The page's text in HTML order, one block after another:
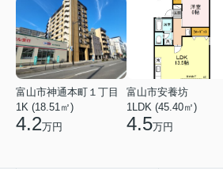
富山市神通本町１丁目
1K (18.51㎡)
4.2万円
富山市安養坊
1LDK (45.40㎡)
4.5万円